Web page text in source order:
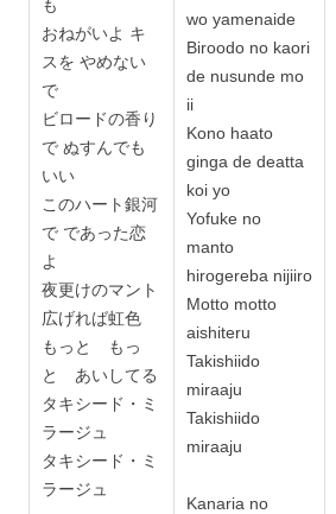
も
おねがいよ キ
スを やめない
で
ビロードの香り
で ぬすんでも
いい
このハート銀河
で であった恋
よ
夜更けのマント
広げれば虹色
もっと もっ
と あいしてる
タキシード・ミ
ラージュ
タキシード・ミ
ラージュ
wo yamenaide
Biroodo no kaori
de nusunde mo
ii
Kono haato
ginga de deatta
koi yo
Yofuke no
manto
hirogereba nijiiro
Motto motto
aishiteru
Takishiido
miraaju
Takishiido
miraaju
Kanaria no